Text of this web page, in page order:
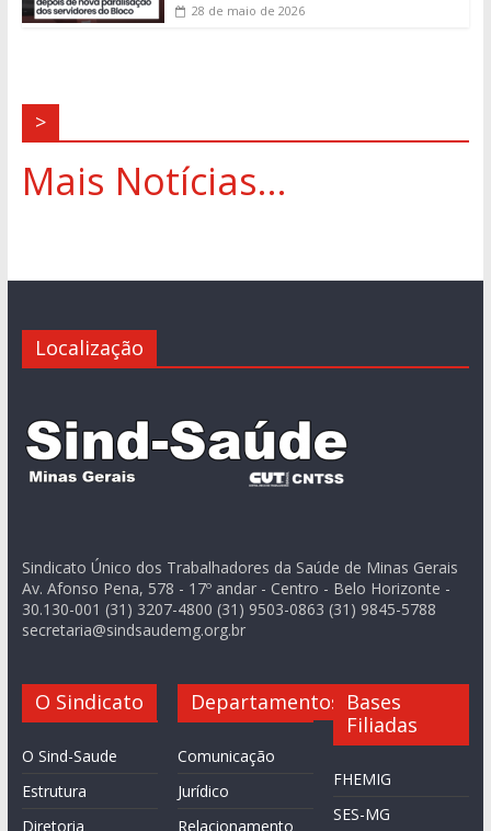
28 de maio de 2026
>
Mais Notícias...
Localização
Sindicato Único dos Trabalhadores da Saúde de Minas Gerais
Av. Afonso Pena, 578 - 17º andar - Centro - Belo Horizonte -
30.130-001 (31) 3207-4800 (31) 9503-0863 (31) 9845-5788
secretaria@sindsaudemg.org.br
O Sindicato
O Sind-Saude
Estrutura
Diretoria
Departamentos
Comunicação
Jurídico
Relacionamento
Bases
Filiadas
FHEMIG
SES-MG